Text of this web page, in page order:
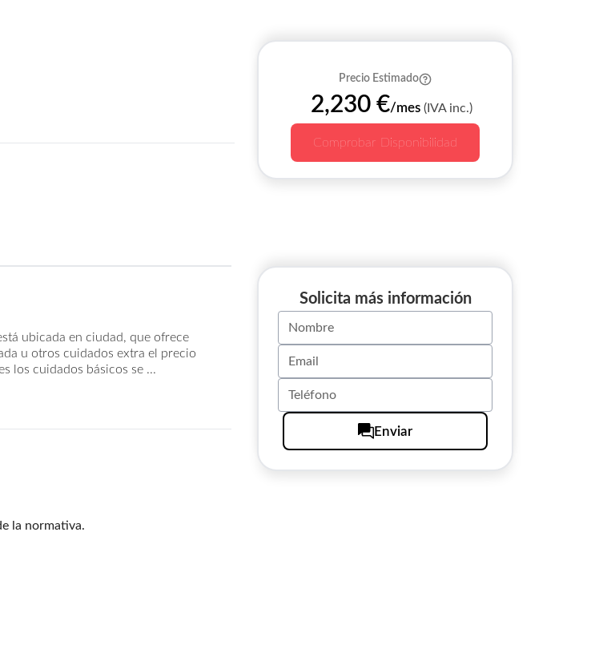
Precio Estimado
2,230 €/mes (IVA inc.)
Comprobar Disponibilidad
Solicita más información
Enviar
ubicada en ciudad, que ofrece
u otros cuidados extra el precio
los cuidados básicos se ...
la normativa.